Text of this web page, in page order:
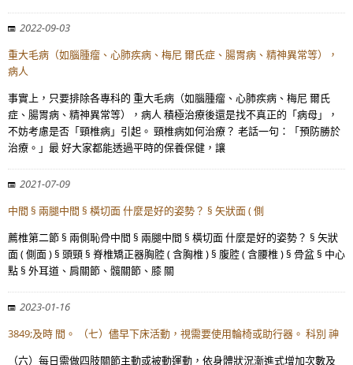
2022-09-03
重大毛病（如腦腫瘤、心肺疾病、梅尼 爾氏症、腸胃病、精神異常等），
病人
事實上，只要排除各專科的 重大毛病（如腦腫瘤、心肺疾病、梅尼 爾氏
症、腸胃病、精神異常等），病人 積極治療後還是找不真正的「病母」，
不妨考慮是否「頸椎病」引起。 頸椎病如何治療？ 老話一句：「預防勝於
治療。」最 好大家都能透過平時的保養保健，讓
2021-07-09
中間 § 兩腿中間 § 橫切面 什麼是好的姿勢？ § 矢狀面 ( 側
薦椎第二節 § 兩側恥骨中間 § 兩腿中間 § 橫切面 什麼是好的姿勢？ § 矢狀
面 ( 側面 ) § 頭頸 § 脊椎矯正器胸腔 ( 含胸椎 ) § 腹腔 ( 含腰椎 ) § 骨盆 § 中心
點 § 外耳道、肩關節、髖關節、膝 關
2023-01-16
3849;及時 間。 （七）儘早下床活動，視需要使用輪椅或助行器。 科別 神
（六）每日需做四肢關節主動或被動運動，依身體狀況漸進式增加次數及